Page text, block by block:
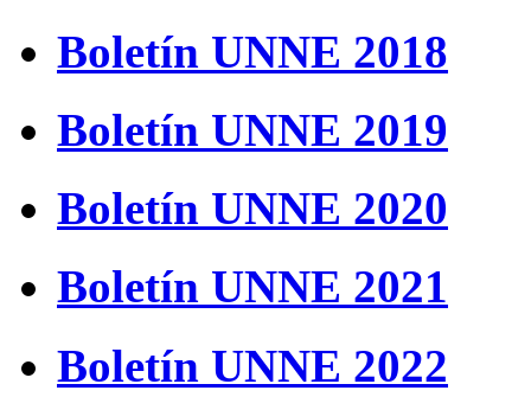
Boletín UNNE 2018
Boletín UNNE 2019
Boletín UNNE 2020
Boletín UNNE 2021
Boletín UNNE 2022